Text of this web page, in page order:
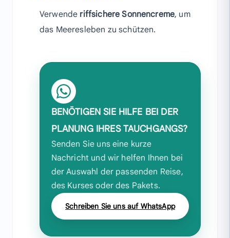
Verwende riff­sichere Sonnencreme, um
das Meeresleben zu schützen.
BENÖTIGEN SIE HILFE BEI DER
PLANUNG IHRES TAUCHGANGS?
Senden Sie uns eine kurze
Nachricht und wir helfen Ihnen bei
der Auswahl der passenden Reise,
des Kurses oder des Pakets.
Schreiben Sie uns auf WhatsApp